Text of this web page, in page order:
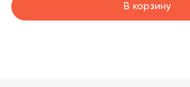
В корзину